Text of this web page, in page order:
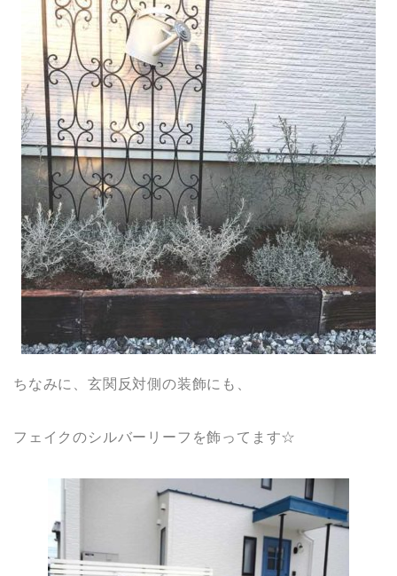
ちなみに、玄関反対側の装飾にも、
フェイクのシルバーリーフを飾ってます☆